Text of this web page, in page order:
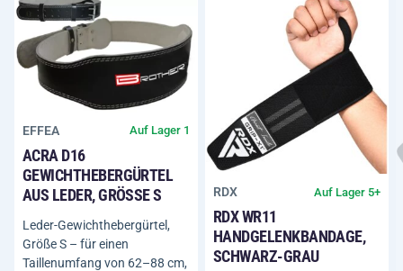
EFFEA Auf Lager 1
ACRA D16
GEWICHTHEBERGÜRTEL
AUS LEDER, GRÖSSE S
Leder-Gewichthebergürtel,
Größe S – für einen
Taillenumfang von 62–88 cm,
RDX Auf Lager 5+
RDX WR11
HANDGELENKBANDAGE,
SCHWARZ-GRAU